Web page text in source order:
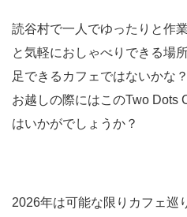
読谷村で一人でゆったりと作
と気軽におしゃべりできる場
足できるカフェではないかな
お越しの際にはこのTwo Dots
はいかがでしょうか？
2026年は可能な限りカフェ巡